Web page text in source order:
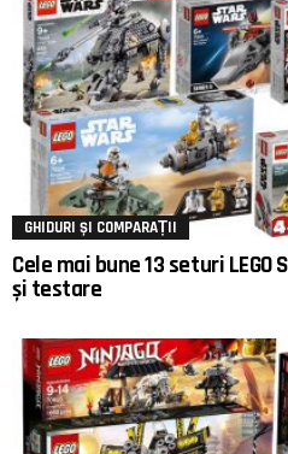
GHIDURI ȘI COMPARAȚII
Cele mai bune 13 seturi
și testare